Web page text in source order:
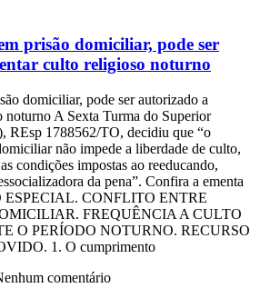
prisão domiciliar, pode ser
culto religioso noturno
domiciliar, pode ser autorizado a
noturno A Sexta Turma do Superior
REsp 1788562/TO, decidiu que “o
não impede a liberdade de culto,
condições impostas ao reeducando,
da pena”. Confira a ementa
ESPECIAL. CONFLITO ENTRE
FREQUÊNCIA A CULTO
O PERÍODO NOTURNO. RECURSO
1. O cumprimento
comentário